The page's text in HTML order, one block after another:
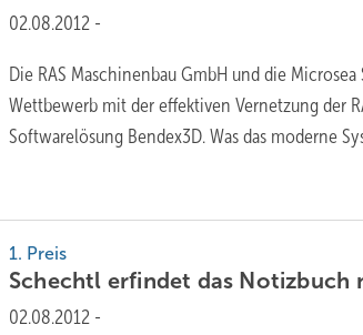
02.08.2012 -
Die RAS Maschinenbau GmbH und die
Wettbewerb mit der effektiven Vernetzung der
Softwarelösung Bendex3D. Was das moderne
1. Preis
Schechtl erfindet das Notizbuch
02.08.2012 -